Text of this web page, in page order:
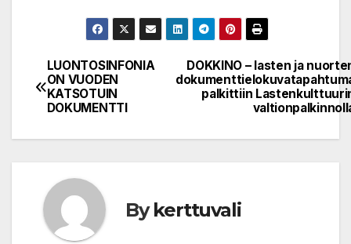
Post
navigation
DOKKINO – lasten ja
palkittiin
LUONTOSINFONIA
ON VUODEN
KATSOTUIN
DOKUMENTTI
Bykerttuvali